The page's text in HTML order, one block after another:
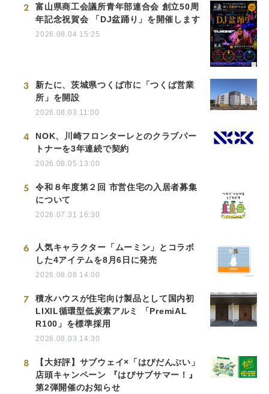
2
富山県商工会議所青年部連合会 創立50周
年記念祝賀会 「DJ盆踊り」を開催します
2026.08.04 15:25
3
新たに、茨城県つくば市に「つくば営業
所」を開設
2026.08.03 11:00
4
NOK、川崎フロンターレとのクラブパー
トナーを3年連続で契約
2026.08.05 13:00
5
令和８年度第２回 市営住宅の入居者募集
について
2026.07.31 16:30
6
人気キャラクター「ムーミン」とコラボ
した4アイテムを8月6日に発売
2026.08.06 14:00
7
積水ハウスが住宅向け製品として国内初
LIXIL循環型低炭素アルミ 「PremiAL
R100」を標準採用
2026.08.03 14:30
8
【大好評】サブウェイ×「はぴだんぶい」
店頭キャンペーン 『はぴサブサマー！』
第2弾開催のお知らせ